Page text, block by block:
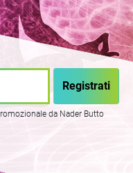
da Nader Butto